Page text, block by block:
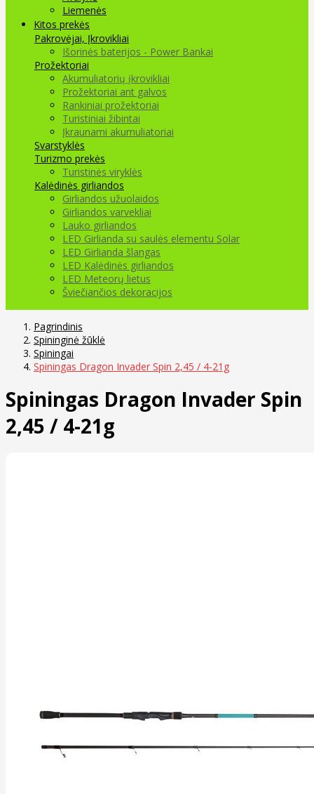
Liemenės
Kitos prekės
Pakrovėjai, Įkrovikliai
Išorinės baterijos - Power Bankai
Prožektoriai
Akumuliatorių įkrovikliai
Prožektoriai ant galvos
Rankiniai prožektoriai
Turistiniai žibintai
Įkraunami akumuliatoriai
Svarstyklės
Turizmo prekės
Turistinės viryklės
Kalėdinės girliandos
Girliandos užuolaidos
Girliandos varvekliai
Lauko girliandos
LED Girlianda su saulės elementu Solar
LED Girlianda šlangas
LED Kalėdinės girliandos
LED Meteorų lietus
Šviečiančios dekoracijos
Pagrindinis
Spininginė žūklė
Spiningai
Spiningas Dragon Invader Spin 2,45 / 4-21g
Spiningas Dragon Invader Spin
2,45 / 4-21g